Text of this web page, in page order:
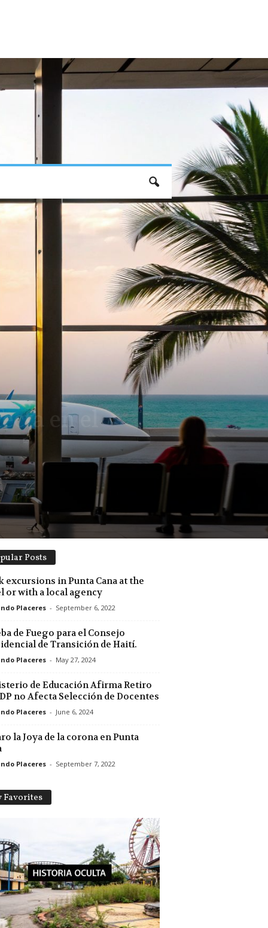
en el
Posts
excursions in Punta Cana at the
or with a local agency
Placeres - September 6, 2022
de Fuego para el Consejo
de Transición de Haití.
Placeres - May 27, 2024
de Educación Afirma Retiro
no Afecta Selección de Docentes
Placeres - June 6, 2024
la Joya de la corona en Punta
Placeres - September 7, 2022
Favorites